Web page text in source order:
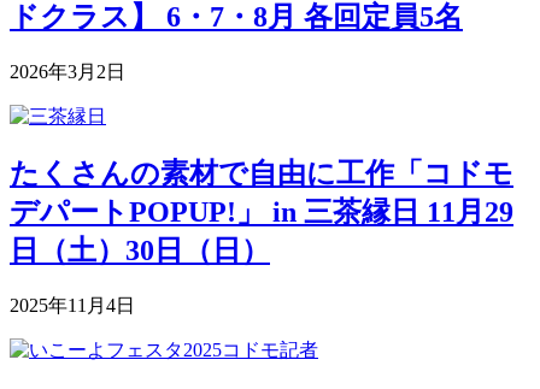
ドクラス】 6・7・8月 各回定員5名
2026年3月2日
たくさんの素材で自由に工作「コドモ
デパートPOPUP!」 in 三茶縁日 11月29
日（土）30日（日）
2025年11月4日